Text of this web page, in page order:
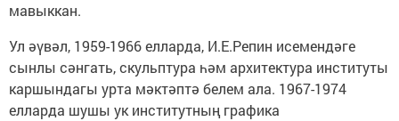
мавыккан.
Ул әүвәл, 1959-1966 елларда, И.Е.Репин исемендәге
сынлы сәнгать, скульптура һәм архитектура институты
каршындагы урта мәктәптә белем ала. 1967-1974
елларда шушы ук институтның графика